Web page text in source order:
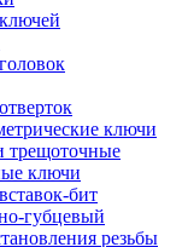
ключи
трещоточные
ключи
бит
губцевый
резьбы